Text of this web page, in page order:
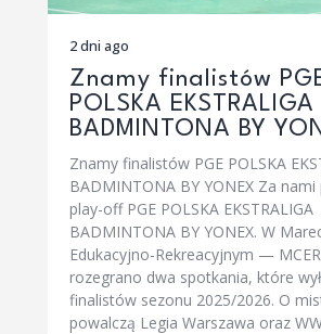
2 dni ago
Znamy finalistów
POLSKA EKSTRALIGA
BADMINTONA BY
Znamy finalistów PGE POLSKA
BADMINTONA BY YONEX Za nami
play-off PGE POLSKA EKSTRALIGA
BADMINTONA BY YONEX. W
Edukacyjno-Rekreacyjnym —
rozegrano dwa spotkania, które
finalistów sezonu 2025/2026. O
powalczą Legia Warszawa oraz